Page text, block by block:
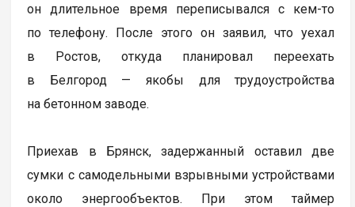
он длительное время переписывался с кем-то
по телефону. После этого он заявил, что уехал
в Ростов, откуда планировал переехать
в Белгород — якобы для трудоустройства
на бетонном заводе.
Приехав в Брянск, задержанный оставил две
сумки с самодельными взрывными устройствами
около энергообъектов. При этом таймер